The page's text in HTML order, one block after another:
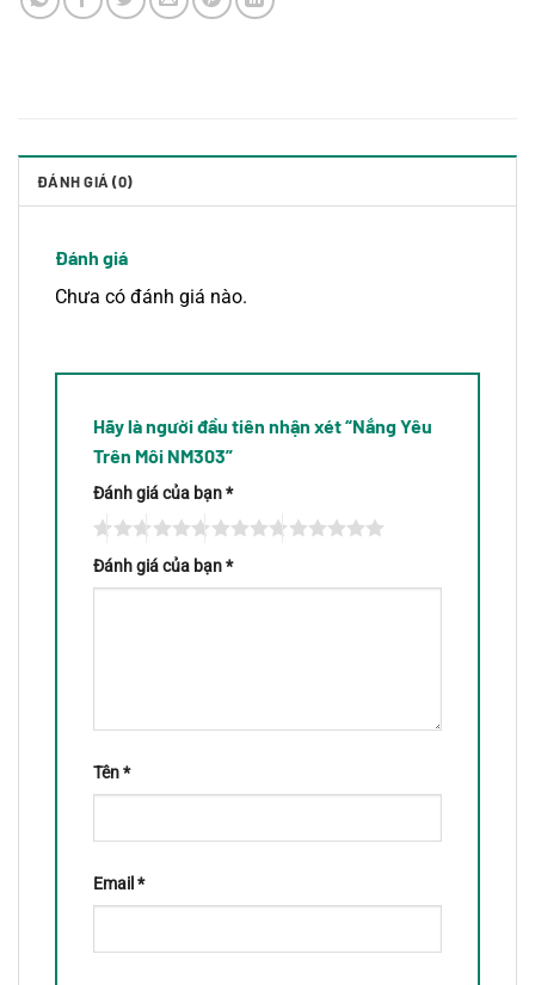
ĐÁNH GIÁ (0)
Đánh giá
Chưa có đánh giá nào.
Hãy là người đầu tiên nhận xét “Nắng Yêu
Trên Môi NM303”
Đánh giá của bạn*
Đánh giá của bạn*
Tên*
Email *